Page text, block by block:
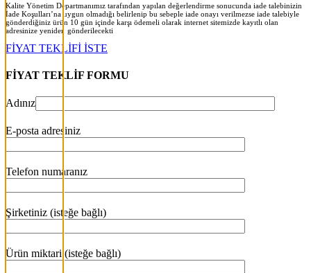
Kalite Yönetim Departmanımız tarafından yapılan değerlendirme sonucunda iade talebinizin
İade Koşulları’na uygun olmadığı belirlenip bu sebeple iade onayı verilmezse iade talebiyle
gönderdiğiniz ürün 10 gün içinde karşı ödemeli olarak internet sitemizde kayıtlı olan
adresinize yeniden gönderilecekti
FİYAT TEKLİFİ İSTE
FİYAT TEKLİF FORMU
Adınız
E-posta adresiniz
Telefon numaranız
Şirketiniz (isteğe bağlı)
Ürün miktari (isteğe bağlı)